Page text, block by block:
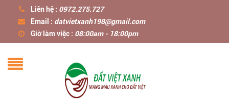
Liên hệ : 0972.275.727
Email : datvietxanh198@gmail.com
Giờ làm việc : 08:00am - 18:00pm